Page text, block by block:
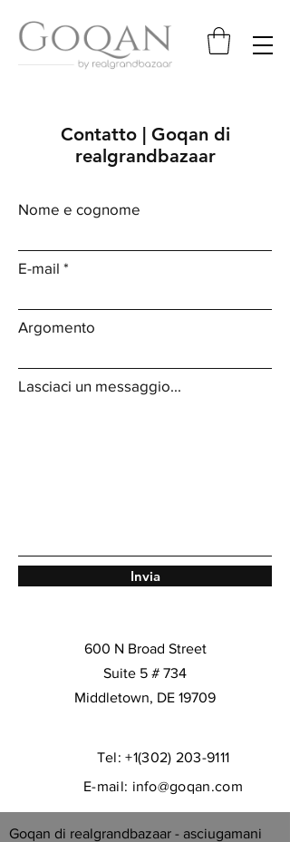
Contatto | Goqan di
realgrandbazaar
Nome e cognome
E-mail
Argomento
Lasciaci un messaggio...
Invia
600 N Broad Street
Suite 5 # 734
Middletown, DE 19709
Tel:+1(302) 203-9111
E-mail: info@goqan.com
Goqan di realgrandbazaar - asciugamani